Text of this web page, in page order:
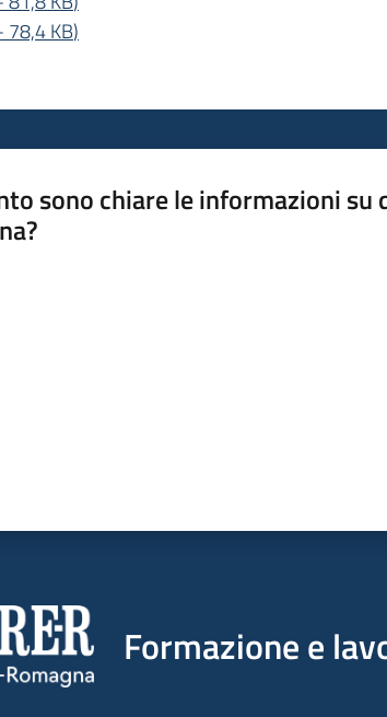
78,4 KB)
sono chiare le informazioni su
Formazione e